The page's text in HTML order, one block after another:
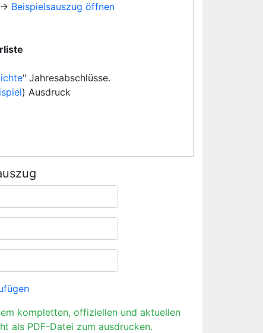
→ Beispielsauszug öffnen
" Jahresabschlüsse.
) Ausdruck
kompletten, offiziellen und aktuellen
als PDF-Datei zum ausdrucken.